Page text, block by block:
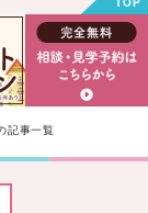
記事一覧